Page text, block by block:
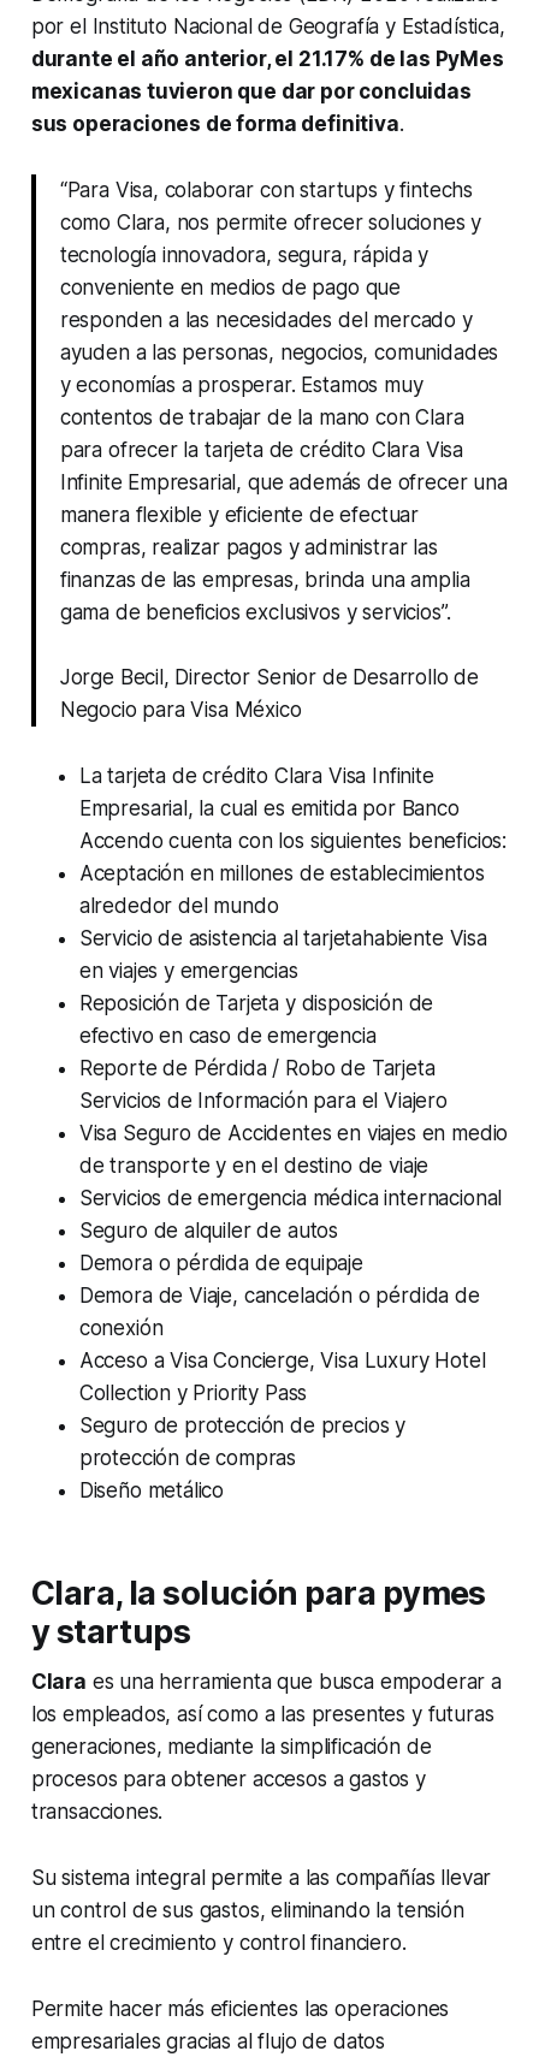
por el Instituto Nacional de Geografía y Estadística,
durante el año anterior, el 21.17% de las PyMes
mexicanas tuvieron que dar por concluidas
sus operaciones de forma definitiva.
“Para Visa, colaborar con startups y fintechs
como Clara, nos permite ofrecer soluciones y
tecnología innovadora, segura, rápida y
conveniente en medios de pago que
responden a las necesidades del mercado y
ayuden a las personas, negocios, comunidades
y economías a prosperar. Estamos muy
contentos de trabajar de la mano con Clara
para ofrecer la tarjeta de crédito Clara Visa
Infinite Empresarial, que además de ofrecer una
manera flexible y eficiente de efectuar
compras, realizar pagos y administrar las
finanzas de las empresas, brinda una amplia
gama de beneficios exclusivos y servicios”.
Jorge Becil, Director Senior de Desarrollo de
Negocio para Visa México
La tarjeta de crédito Clara Visa Infinite
Empresarial, la cual es emitida por Banco
Accendo cuenta con los siguientes beneficios:
Aceptación en millones de establecimientos
alrededor del mundo
Servicio de asistencia al tarjetahabiente Visa
en viajes y emergencias
Reposición de Tarjeta y disposición de
efectivo en caso de emergencia
Reporte de Pérdida / Robo de Tarjeta
Servicios de Información para el Viajero
Visa Seguro de Accidentes en viajes en medio
de transporte y en el destino de viaje
Servicios de emergencia médica internacional
Seguro de alquiler de autos
Demora o pérdida de equipaje
Demora de Viaje, cancelación o pérdida de
conexión
Acceso a Visa Concierge, Visa Luxury Hotel
Collection y Priority Pass
Seguro de protección de precios y
protección de compras
Diseño metálico
Clara, la solución para pymes
y startups
Clara es una herramienta que busca empoderar a
los empleados, así como a las presentes y futuras
generaciones, mediante la simplificación de
procesos para obtener accesos a gastos y
transacciones.
Su sistema integral permite a las compañías llevar
un control de sus gastos, eliminando la tensión
entre el crecimiento y control financiero.
Permite hacer más eficientes las operaciones
empresariales gracias al flujo de datos